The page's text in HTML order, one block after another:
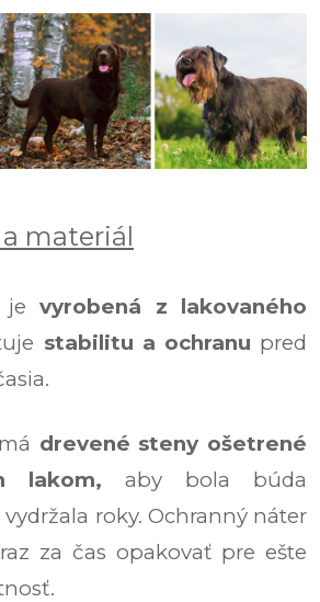
materiál
je vyrobená z lakovaného
stabilitu a ochranu pred
drevené steny ošetrené
lakom, aby bola búda
roky. Ochranný náter
za čas opakovať pre ešte